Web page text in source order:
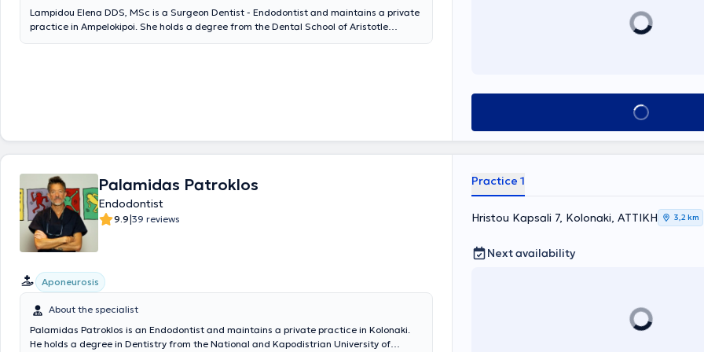
Lampidou Elena DDS, MSc is a Surgeon Dentist - Endodontist and maintains a private
practice in Ampelokipoi. She holds a degree from the Dental School of Aristotle
Book appointment
Palamidas Patroklos
Endodontist
9.9|39 reviews
Aponeurosis
About the specialist
Palamidas Patroklos is an Endodontist and maintains a private practice in Kolonaki.
He holds a degree in Dentistry from the National and Kapodistrian University of
Practice 1
Hristou Kapsali 7, Kolonaki, ΑΤΤΙΚΗ 3,2 km
Next availability